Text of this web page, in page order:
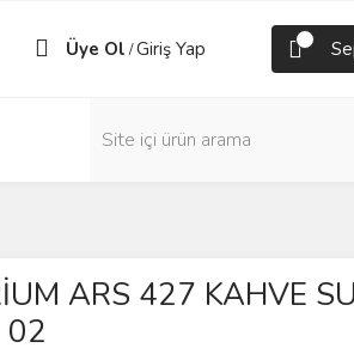
Üye Ol /Giriş Yap
ARS 427 KAHVE SU
02